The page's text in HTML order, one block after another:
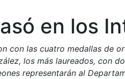
en los
con las cuatro medallas de
los más laureados, con
representarán al